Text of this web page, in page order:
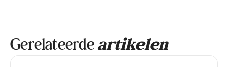
Gerelateerdeartikelen